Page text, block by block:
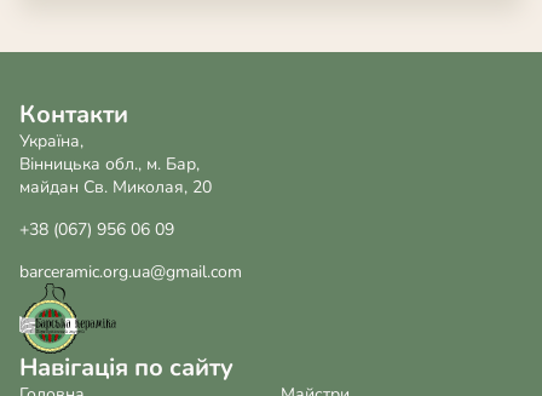
Контакти
Україна,
Вінницька обл., м. Бар,
майдан Св. Миколая, 20
+38 (067) 956 06 09
barceramic.org.ua@gmail.com
Навігація по сайту